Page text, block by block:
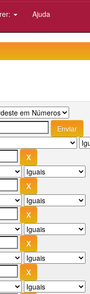
Ajuda